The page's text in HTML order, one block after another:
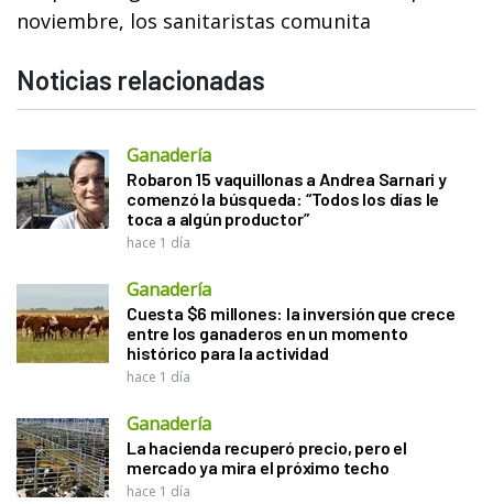
noviembre, los sanitaristas comunita
Noticias relacionadas
Ganadería
Robaron 15 vaquillonas a Andrea Sarnari y
comenzó la búsqueda: “Todos los días le
toca a algún productor”
hace 1 día
Ganadería
Cuesta $6 millones: la inversión que crece
entre los ganaderos en un momento
histórico para la actividad
hace 1 día
Ganadería
La hacienda recuperó precio, pero el
mercado ya mira el próximo techo
hace 1 día